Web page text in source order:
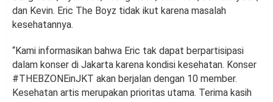
dan Kevin. Eric The Boyz tidak ikut karena masalah
kesehatannya.
“Kami informasikan bahwa Eric tak dapat berpartisipasi
dalam konser di Jakarta karena kondisi kesehatan. Konser
#THEBZONEinJKT akan berjalan dengan 10 member.
Kesehatan artis merupakan prioritas utama. Terima kasih